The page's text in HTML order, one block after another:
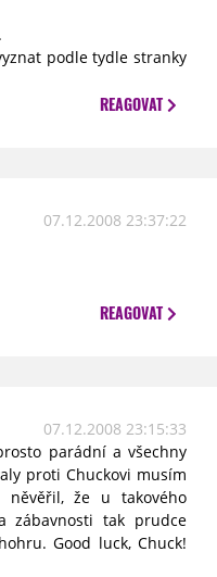
podle tydle stranky
REAGOVAT
07.12.2008 23:37:22
REAGOVAT
07.12.2008 23:15:33
parádní a všechny
proti Chuckovi musím
že u takového
zábavnosti tak prudce
Good luck, Chuck!